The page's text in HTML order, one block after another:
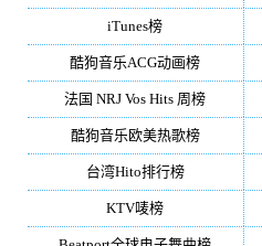
iTunes榜
酷狗音乐ACG动画榜
法国 NRJ Vos Hits 周榜
酷狗音乐欧美热歌榜
台湾Hito排行榜
KTV唛榜